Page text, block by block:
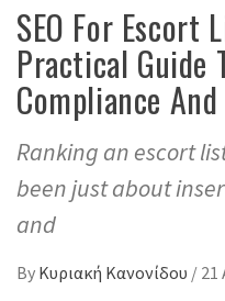
SEO For Escort
Practical Guide
Compliance
Ranking an escort
been just about
and
By Κυριακή Κανονίδου / 21